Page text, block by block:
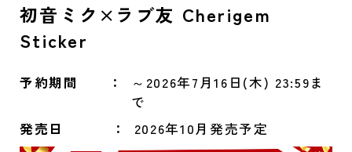
初音ミク×ラブ友 Cherigem
Sticker
予約期間
～2026年7月16日(木) 23:59ま
で
発売日
2026年10月発売予定